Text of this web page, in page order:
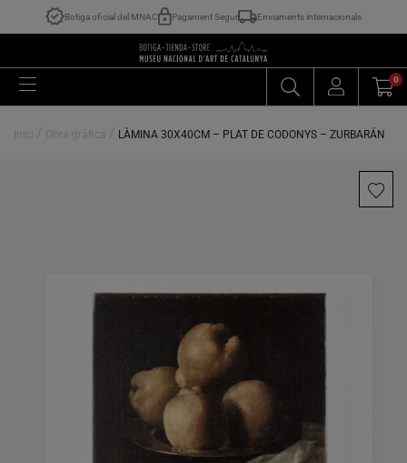
Botiga oficial del MNAC Pagament Segur Enviaments internacionals
0
Inici / Obra gràfica / LÀMINA 30X40CM – PLAT DE CODONYS – ZURBARÁN